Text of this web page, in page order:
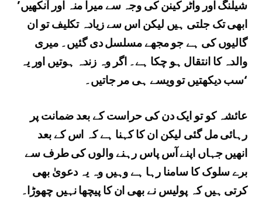
’شیلنگ اور واٹر کینن کی وجہ سے میرا منہ اور آنکھیں
ابھی تک جلتی ہیں لیکن اس سے زیادہ تکلیف تو ان
گالیوں کی ہے جو مجھے مسلسل دی گئیں۔ میری
والدہ کا انتقال ہو چکا ہے۔ اگر وہ زندہ ہوتیں اور یہ
سب دیکھتیں تو ویسے ہی مر جاتیں۔‘
عائشہ کو تو ایک دن کی حراست کے بعد ضمانت پر
رہائی مل گئی لیکن ان کا کہنا ہے کہ اس کے بعد
انھیں جہاں اپنے آس پاس رہنے والوں کی طرف سے
برے سلوک کا سامنا رہا ہے وہیں وہ یہ دعویٰ بھی
کرتی ہیں کہ پولیس نے بھی ان کا پیچھا نہیں چھوڑا۔